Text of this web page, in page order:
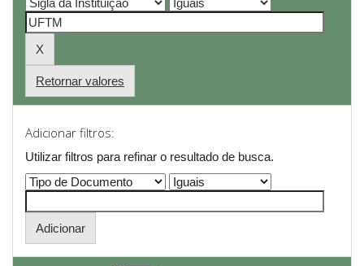
Retornar valores
Adicionar filtros:
Utilizar filtros para refinar o resultado de busca.